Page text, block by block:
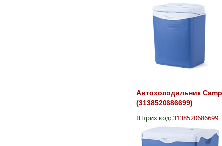
Автохолодильник
(3138520686699)
Штрих код:3138520686699